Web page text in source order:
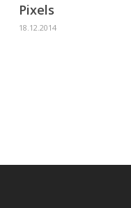
Pixels
18.12.2014